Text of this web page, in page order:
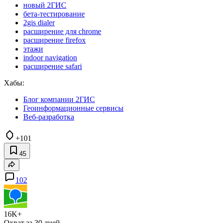
новый 2ГИС
бета-тестирование
2gis dialer
расширение для chrome
расширение firefox
этажи
indoor navigation
расширение safari
Хабы:
Блог компании 2ГИС
Геоинформационные сервисы
Веб-разработка
+101
45
102
16K+